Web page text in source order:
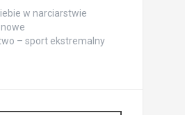
w narciarstwie
– sport ekstremalny